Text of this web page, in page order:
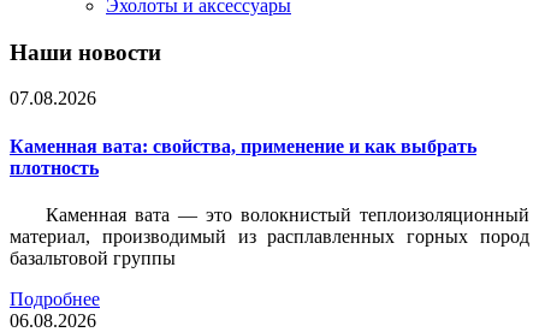
Эхолоты и аксессуары
Наши новости
07.08.2026
Каменная вата: свойства, применение и как выбрать
плотность
Каменная вата — это волокнистый теплоизоляционный
материал, производимый из расплавленных горных пород
базальтовой группы
Подробнее
06.08.2026